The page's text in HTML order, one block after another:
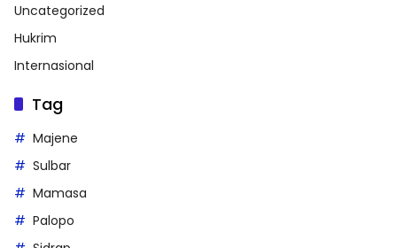
Uncategorized
Hukrim
Internasional
Tag
Majene
Sulbar
Mamasa
Palopo